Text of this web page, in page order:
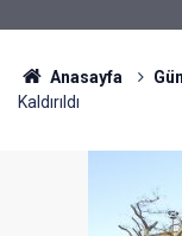
Anasayfa
Kaldırıldı